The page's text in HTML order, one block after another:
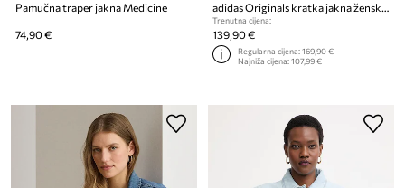
Pamučna traper jakna Medicine
74,90 €
adidas Originals kratka jakna ženska od trapera
Trenutna cijena:
139,90 €
Regularna cijena:169,90 €
Najniža cijena:107,99 €